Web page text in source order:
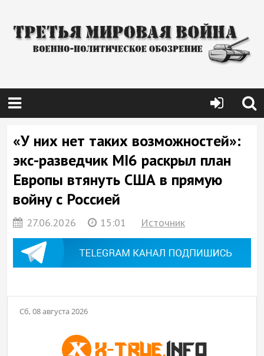
«У них нет таких возможностей»:
экс-разведчик MI6 раскрыл план
Европы втянуть США в прямую
войну с Россией
27.06.2026 15:01 Источник